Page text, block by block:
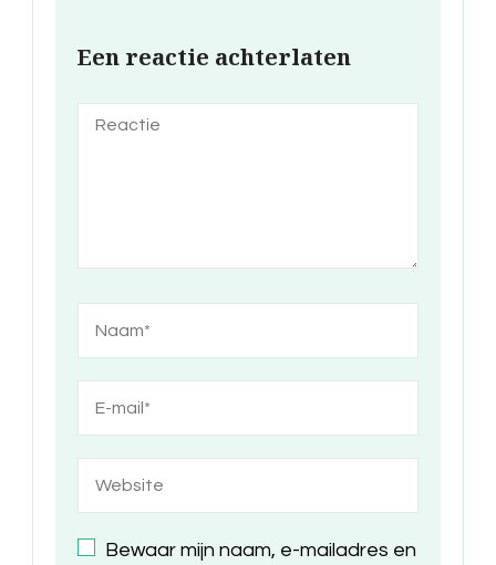
Een reactie achterlaten
Bewaar mijn naam, e-mailadres en